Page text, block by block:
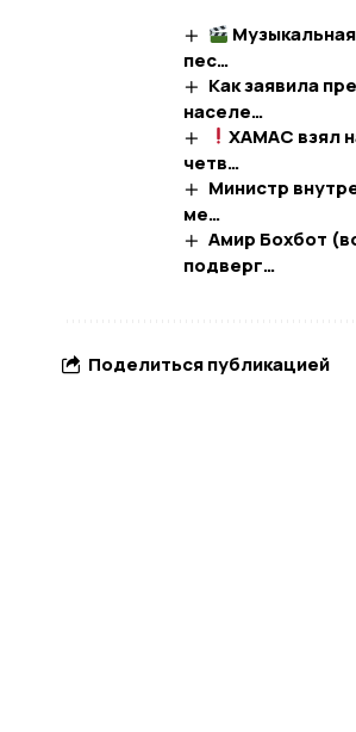
пес…
Как заявила
населе…
ХАМАС взял
четв…
Министр
ме…​
Амир Бохбот
подверг…
Поделиться публикацией